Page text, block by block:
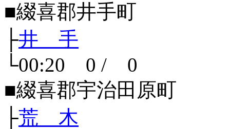
■綴喜郡井手町
├井 手
└00:20 0 / 0
■綴喜郡宇治田原町
├荒 木